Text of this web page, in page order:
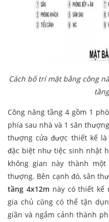
Cách bố trí mặt bằng công
Công năng tầng 4 gồm 1
phía sau nhà và 1 sân
thượng cửa được thiết kế
đặc biệt như tiệc sinh nhật
không gian này thành
thượng. Bên cạnh đó, sân
tầng 4x12mnày có thiết kế
gia chủ cũng có thể tận
giãn và ngắm cảnh thành